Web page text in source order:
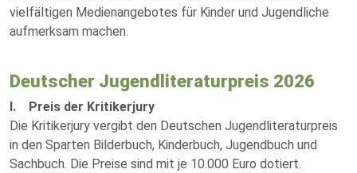
vielfältigen Medienangebotes für Kinder und Jugendliche
aufmerksam machen.
Deutscher Jugendliteraturpreis 2026
I. Preis der Kritikerjury
Die Kritikerjury vergibt den Deutschen Jugendliteraturpreis
in den Sparten Bilderbuch, Kinderbuch, Jugendbuch und
Sachbuch. Die Preise sind mit je 10.000 Euro dotiert.